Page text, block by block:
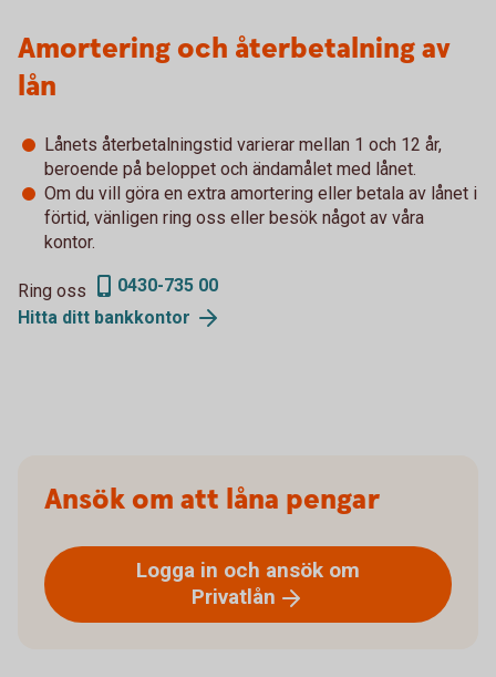
Amortering och återbetalning av
lån
Lånets återbetalningstid varierar mellan 1 och 12 år,
beroende på beloppet och ändamålet med lånet.
Om du vill göra en extra amortering eller betala av lånet i
förtid, vänligen ring oss eller besök något av våra
kontor.
Ring oss
0430-735 00
Hitta ditt bankkontor
Ansök om att låna pengar
Logga in och ansök om
Privatlån